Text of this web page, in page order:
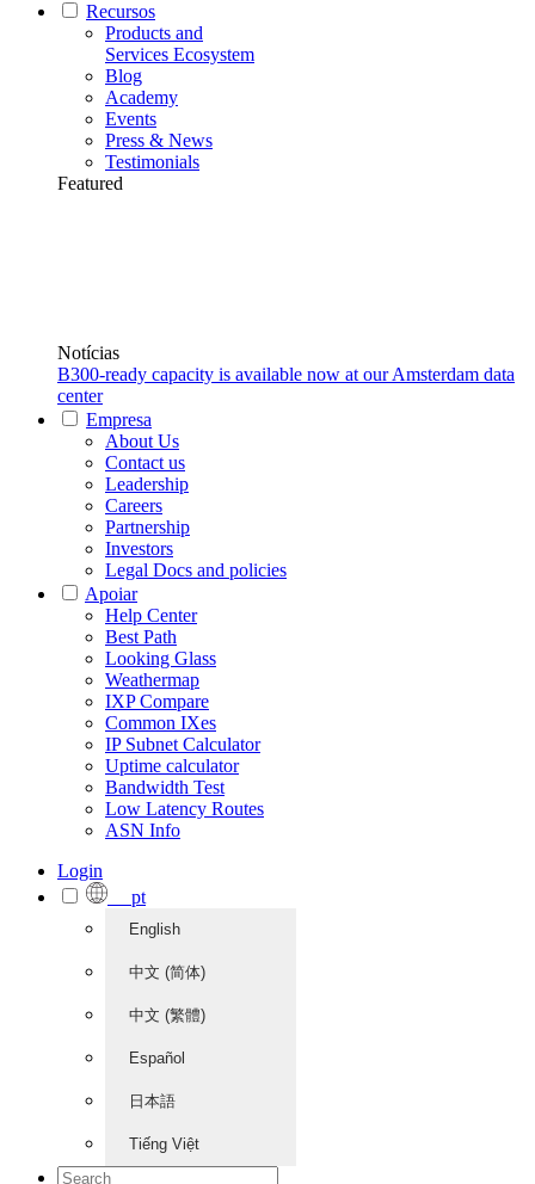
Recursos
Products and
Services Ecosystem
Blog
Academy
Events
Press & News
Testimonials
Featured
Notícias
B300-ready capacity is available now at our Amsterdam data
center
Empresa
About Us
Contact us
Leadership
Careers
Partnership
Investors
Legal Docs and policies
Apoiar
Help Center
Best Path
Looking Glass
Weathermap
IXP Compare
Common IXes
IP Subnet Calculator
Uptime calculator
Bandwidth Test
Low Latency Routes
ASN Info
Login
pt
English
中文 (简体)
中文 (繁體)
Español
日本語
Tiếng Việt